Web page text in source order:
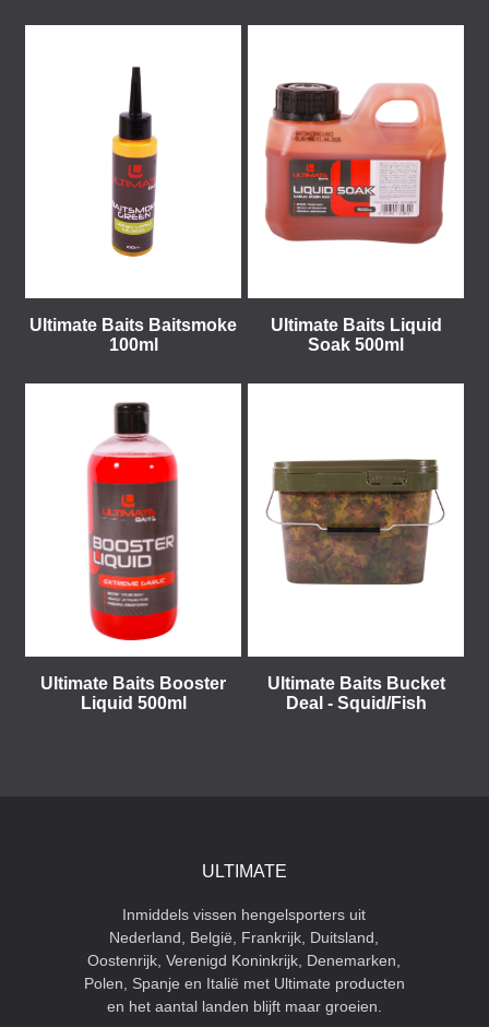
Ultimate Baits Baitsmoke
100ml
Ultimate Baits Liquid
Soak 500ml
Ultimate Baits Booster
Liquid 500ml
Ultimate Baits Bucket
Deal - Squid/Fish
ULTIMATE
Inmiddels vissen hengelsporters uit
Nederland, België, Frankrijk, Duitsland,
Oostenrijk, Verenigd Koninkrijk, Denemarken,
Polen, Spanje en Italië met Ultimate producten
en het aantal landen blijft maar groeien.